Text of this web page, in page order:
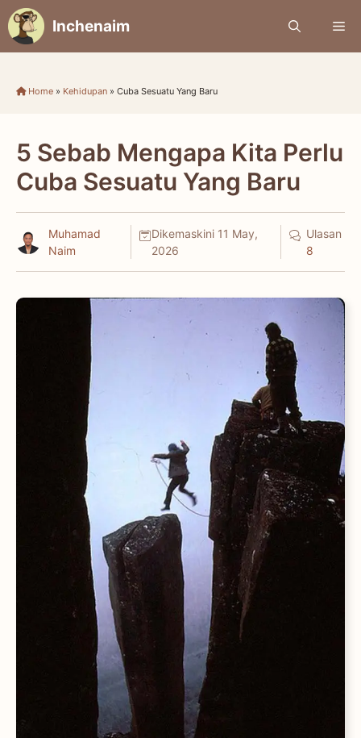
Skip
to
content
Inchenaim
Home » Kehidupan » Cuba Sesuatu Yang Baru
5 Sebab Mengapa Kita Perlu
Cuba Sesuatu Yang Baru
Muhamad
Naim
Dikemaskini 11 May,
2026
Ulasan
8